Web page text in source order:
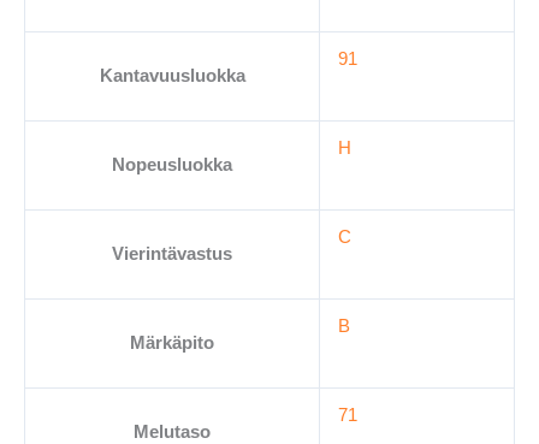
Kantavuusluokka
91
Nopeusluokka
H
Vierintävastus
C
Märkäpito
B
Melutaso
71